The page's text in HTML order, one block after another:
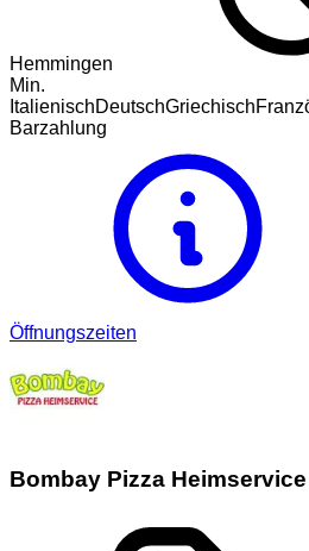
Hemmingen
Min.
ItalienischDeutschGriechisch
Barzahlung
Öffnungszeiten
Bombay Pizza Heimservice